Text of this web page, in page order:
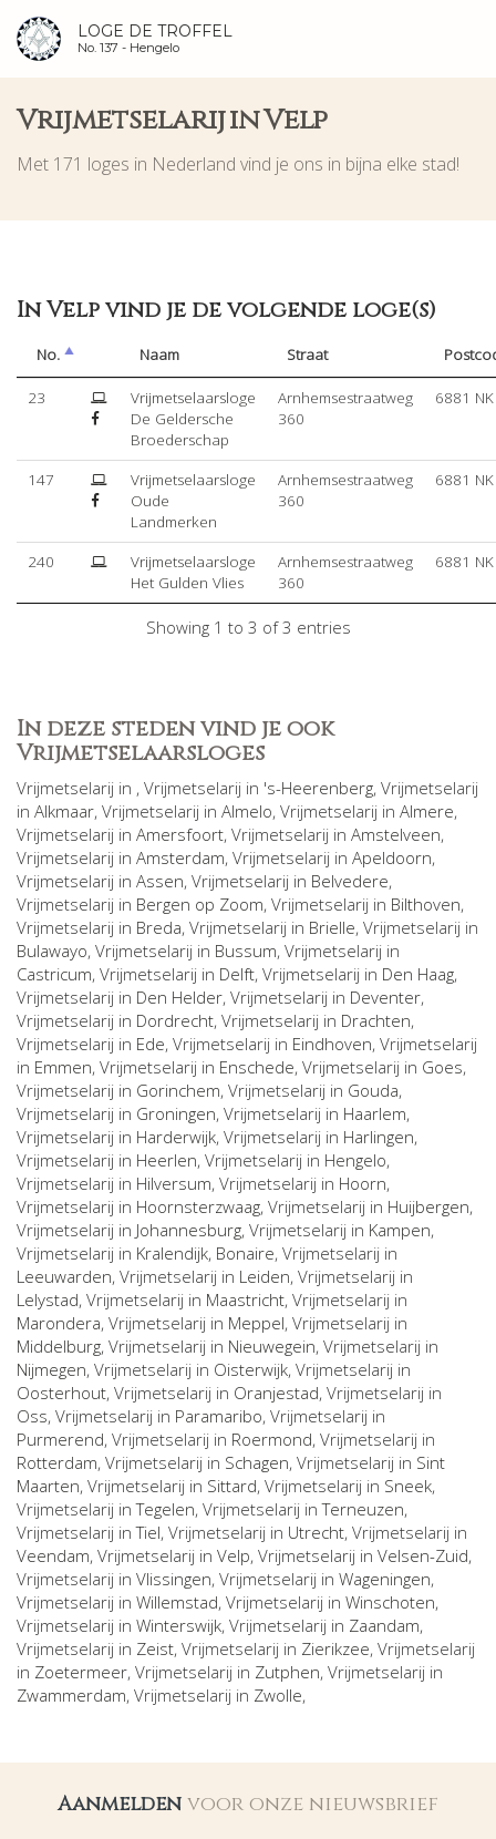
LOGE DE TROFFEL
No. 137 - Hengelo
Vrijmetselarij in Velp
Met 171 loges in Nederland vind je ons in bijna elke stad!
In Velp vind je de volgende loge(s)
No. Naam Straat
23
Vrijmetselaarsloge
De Geldersche
Broederschap
Arnhemsestraatweg
360
6881 NK
147
Vrijmetselaarsloge
Oude
Landmerken
Arnhemsestraatweg
360
6881 NK
240
Vrijmetselaarsloge
Het Gulden Vlies
Arnhemsestraatweg
360
6881 NK
Showing 1 to 3 of 3 entries
In deze steden vind je ook
Vrijmetselaarsloges
Vrijmetselarij in , Vrijmetselarij in 's-Heerenberg, Vrijmetselarij
in Alkmaar, Vrijmetselarij in Almelo, Vrijmetselarij in Almere,
Vrijmetselarij in Amersfoort, Vrijmetselarij in Amstelveen,
Vrijmetselarij in Amsterdam, Vrijmetselarij in Apeldoorn,
Vrijmetselarij in Assen, Vrijmetselarij in Belvedere,
Vrijmetselarij in Bergen op Zoom, Vrijmetselarij in Bilthoven,
Vrijmetselarij in Breda, Vrijmetselarij in Brielle, Vrijmetselarij in
Bulawayo, Vrijmetselarij in Bussum, Vrijmetselarij in
Castricum, Vrijmetselarij in Delft, Vrijmetselarij in Den Haag,
Vrijmetselarij in Den Helder, Vrijmetselarij in Deventer,
Vrijmetselarij in Dordrecht, Vrijmetselarij in Drachten,
Vrijmetselarij in Ede, Vrijmetselarij in Eindhoven, Vrijmetselarij
in Emmen, Vrijmetselarij in Enschede, Vrijmetselarij in Goes,
Vrijmetselarij in Gorinchem, Vrijmetselarij in Gouda,
Vrijmetselarij in Groningen, Vrijmetselarij in Haarlem,
Vrijmetselarij in Harderwijk, Vrijmetselarij in Harlingen,
Vrijmetselarij in Heerlen, Vrijmetselarij in Hengelo,
Vrijmetselarij in Hilversum, Vrijmetselarij in Hoorn,
Vrijmetselarij in Hoornsterzwaag, Vrijmetselarij in Huijbergen,
Vrijmetselarij in Johannesburg, Vrijmetselarij in Kampen,
Vrijmetselarij in Kralendijk, Bonaire, Vrijmetselarij in
Leeuwarden, Vrijmetselarij in Leiden, Vrijmetselarij in
Lelystad, Vrijmetselarij in Maastricht, Vrijmetselarij in
Marondera, Vrijmetselarij in Meppel, Vrijmetselarij in
Middelburg, Vrijmetselarij in Nieuwegein, Vrijmetselarij in
Nijmegen, Vrijmetselarij in Oisterwijk, Vrijmetselarij in
Oosterhout, Vrijmetselarij in Oranjestad, Vrijmetselarij in
Oss, Vrijmetselarij in Paramaribo, Vrijmetselarij in
Purmerend, Vrijmetselarij in Roermond, Vrijmetselarij in
Rotterdam, Vrijmetselarij in Schagen, Vrijmetselarij in Sint
Maarten, Vrijmetselarij in Sittard, Vrijmetselarij in Sneek,
Vrijmetselarij inTegelen, Vrijmetselarij inTerneuzen,
Vrijmetselarij inTiel, Vrijmetselarij in Utrecht, Vrijmetselarij in
Veendam, Vrijmetselarij in Velp, Vrijmetselarij in Velsen-Zuid,
Vrijmetselarij in Vlissingen, Vrijmetselarij in Wageningen,
Vrijmetselarij in Willemstad, Vrijmetselarij in Winschoten,
Vrijmetselarij in Winterswijk, Vrijmetselarij in Zaandam,
Vrijmetselarij in Zeist, Vrijmetselarij in Zierikzee, Vrijmetselarij
in Zoetermeer, Vrijmetselarij in Zutphen, Vrijmetselarij in
Zwammerdam, Vrijmetselarij in Zwolle,
Aanmelden voor onze nieuwsbrief